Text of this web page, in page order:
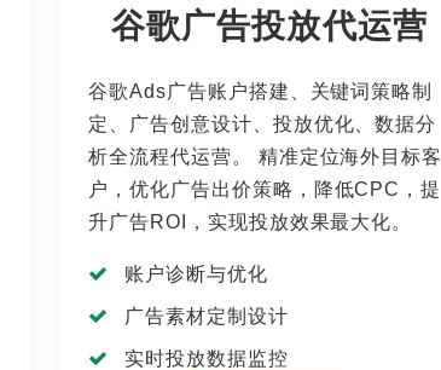
谷歌广告投放代运营
谷歌Ads广告账户搭建、关键词策略制
定、广告创意设计、投放优化、数据分
析全流程代运营。 精准定位海外目标客
户，优化广告出价策略，降低CPC，提
升广告ROI，实现投放效果最大化。
账户诊断与优化
广告素材定制设计
实时投放数据监控